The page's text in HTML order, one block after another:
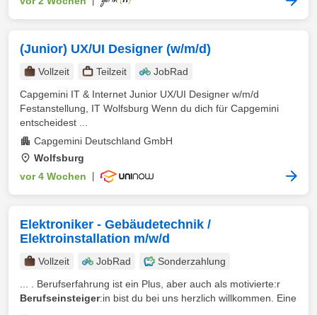
(Junior) UX/UI Designer (w/m/d)
Vollzeit Teilzeit
JobRad
Capgemini IT & Internet Junior UX/UI Designer w/m/d
Festanstellung, IT Wolfsburg Wenn du dich für Capgemini
entscheidest ...
Capgemini Deutschland GmbH
Wolfsburg
vor 4 Wochen
Elektroniker - Gebäudetechnik /
Elektroinstallation m/w/d
Vollzeit JobRad
Sonderzahlung
... . Berufserfahrung ist ein Plus, aber auch als motivierte:r
Berufseinsteiger:in bist du bei uns herzlich willkommen. Eine